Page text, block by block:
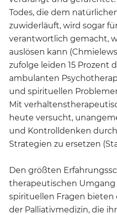
Todes, die dem
zuwiderläuft, wird sogar
verantwortlich gemacht,
auslösen kann
zufolge leiden 15 Prozent
ambulanten
und spirituellen
Mit
heute versucht,
und Kontrolldenken
Strategien zu ersetzen
Den größten
therapeutischen
spirituellen Fragen bieten
der Palliativmedizin, die